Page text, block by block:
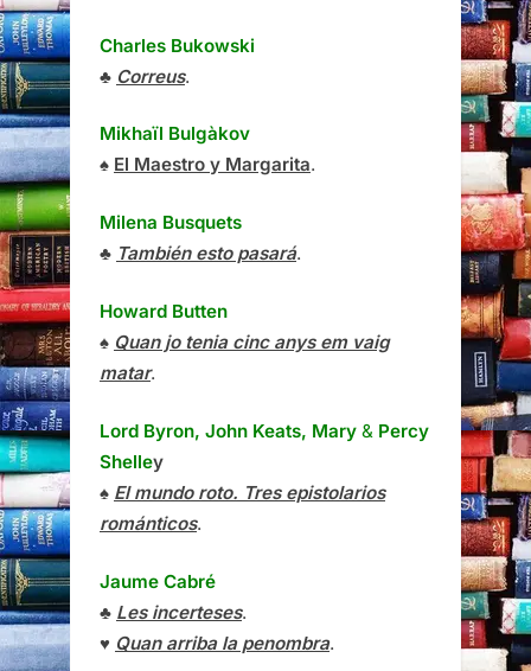
Charles Bukowski
♣ Correus.
Mikhaïl Bulgàkov
♠ El Maestro y Margarita.
Milena Busquets
♣ También esto pasará.
Howard Butten
♠ Quan jo tenia cinc anys em vaig
matar.
Lord Byron, John Keats, Mary & Percy
Shelley
♠ El mundo roto. Tres epistolarios
románticos.
Jaume Cabré
♣ Les incerteses.
♥ Quan arriba la penombra.